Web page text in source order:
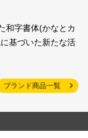
和字書体(かなとカ
基づいた新たな活
ブランド商品一覧